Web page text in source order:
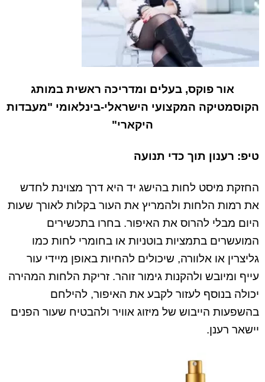
אור פוקס, בעלים ומדריכה ראשית במותג
הקוסמטיקה המקצועי הישראלי-בינלאומי "מעבדות
היקארי"
טיפ: רענון תוך כדי תנועה
החזקת מיסט לחות בהישג יד היא דרך מצוינת לחדש
את רמות הלחות ולהמריץ את העור בקלות לאורך שעות
היום מבלי להרוס את האיפור. בחרו בתכשירים
המועשרים בתמציות בוטניות או בחומרי לחות כמו
גליצרין או אלוורה, שיכולים להחיות באופן מיידי עור
עייף ומיובש ולהקנות גימור זוהר. זריקת הלחות המהירה
יכולה בנוסף לעזור לקבע את האיפור, להילחם
בהשפעות הייבוש של מיזוג אוויר ולהבטיח שעור הפנים
יישאר רענן.